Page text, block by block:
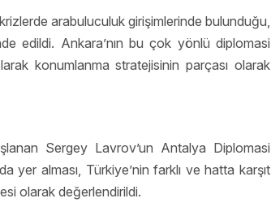
arabuluculuk girişimlerinde bulunduğu,
edildi. Ankara’nın bu çok yönlü diplomasi
konumlanma stratejisinin parçası olarak
Sergey Lavrov’un Antalya Diplomasi
yer alması, Türkiye’nin farklı ve hatta karşıt
olarak değerlendirildi.